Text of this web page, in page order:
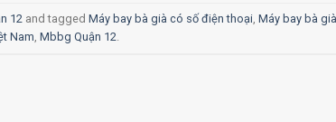
12 and tagged Máy bay bà già có số điện thoại Máy bay bà
Nam Mbbg Quận 12